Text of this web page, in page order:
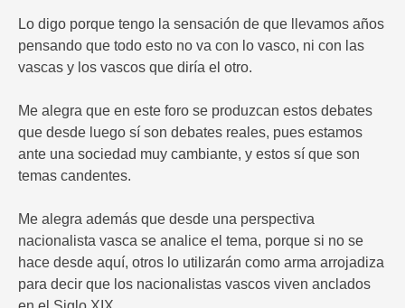
Lo digo porque tengo la sensación de que llevamos años
pensando que todo esto no va con lo vasco, ni con las
vascas y los vascos que diría el otro.
Me alegra que en este foro se produzcan estos debates
que desde luego sí son debates reales, pues estamos
ante una sociedad muy cambiante, y estos sí que son
temas candentes.
Me alegra además que desde una perspectiva
nacionalista vasca se analice el tema, porque si no se
hace desde aquí, otros lo utilizarán como arma arrojadiza
para decir que los nacionalistas vascos viven anclados